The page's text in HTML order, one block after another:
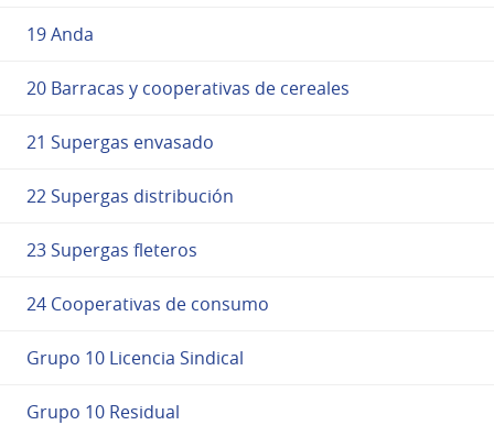
19 Anda
20 Barracas y cooperativas de cereales
21 Supergas envasado
22 Supergas distribución
23 Supergas fleteros
24 Cooperativas de consumo
Grupo 10 Licencia Sindical
Grupo 10 Residual